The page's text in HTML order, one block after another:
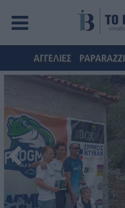
ΑΓΓΕΛΙΕΣ PAPARAZZI